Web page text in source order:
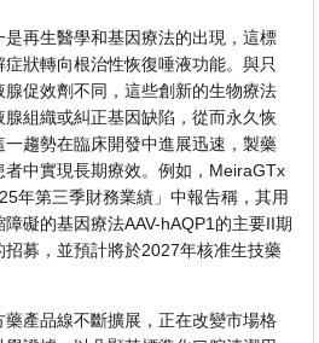
再生醫學和基因療法的出現，這標
狀轉向根治性恢復唾液功能。與只
促效劑不同，這些創新的生物療法
組織或糾正基因缺陷，從而永久恢
趨勢在臨床開發中進展迅速，製藥
中實現長期療效。例如，MeiraGTx
年第三季財務業績」中報告稱，其用
礙的基因療法AAV-hAQP1的主要II期
募，並預計將於2027年核准生技藥
產品線不斷擴展，正在改變市場格